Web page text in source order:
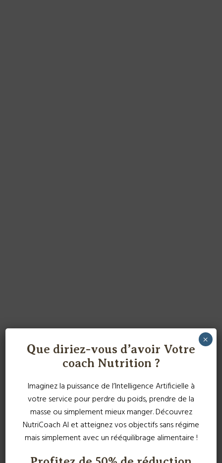
Que diriez-vous d’avoir Votre
coach Nutrition ?
Imaginez la puissance de l’Intelligence Artificielle à
votre service pour perdre du poids, prendre de la
masse ou simplement mieux manger. Découvrez
NutriCoach AI et atteignez vos objectifs sans régime
mais simplement avec un rééquilibrage alimentaire !
×